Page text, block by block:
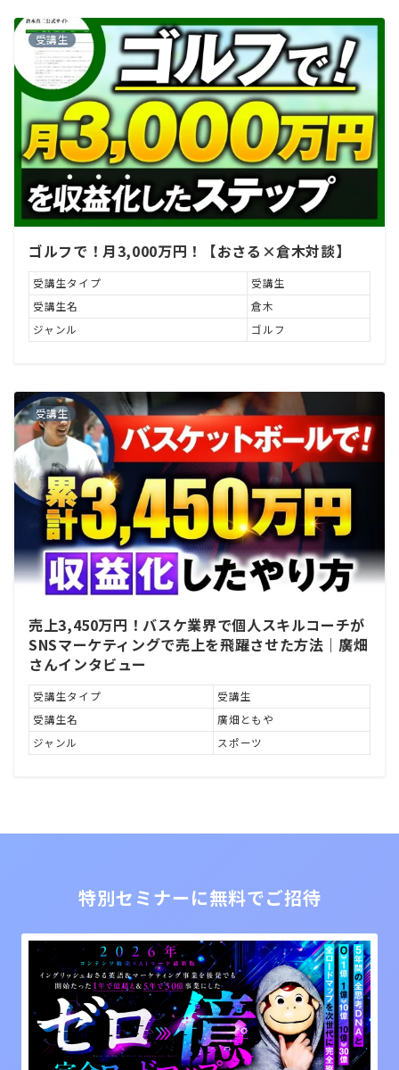
受講生
ゴルフで！月3,000万円！【おさる×倉木対談】
受講生タイプ
受講生
受講生名
倉木
ジャンル
ゴルフ
受講生
売上3,450万円！バスケ業界で個人スキルコーチが
SNSマーケティングで売上を飛躍させた方法｜廣畑
さんインタビュー
受講生タイプ
受講生
受講生名
廣畑ともや
ジャンル
スポーツ
特別セミナーに無料でご招待